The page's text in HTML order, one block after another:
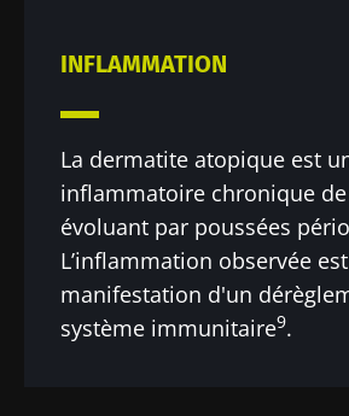
INFLAMMATION
La dermatite atopique est
inflammatoire chronique
évoluant par poussées
L’inflammation observée
manifestation d'un
système immunitaire9.